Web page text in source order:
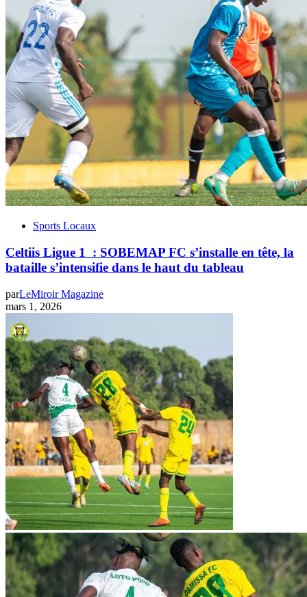
Sports Locaux
Celtiis Ligue 1 : SOBEMAP FC s’installe en tête, la
bataille s’intensifie dans le haut du tableau
parLeMiroir Magazine
mars 1, 2026